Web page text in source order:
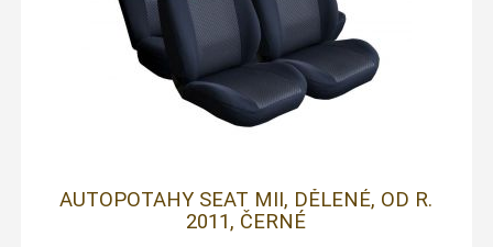
AUTOPOTAHY SEAT MII, DĚLENÉ, OD R.
2011, ČERNÉ